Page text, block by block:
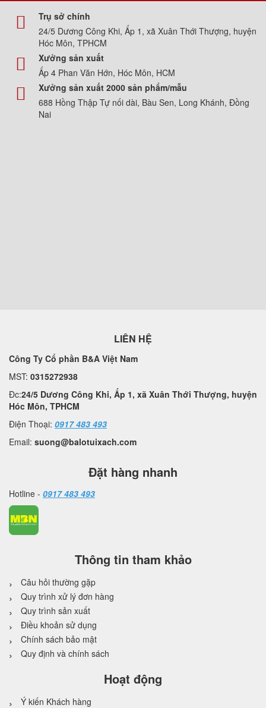
Trụ sở chính
24/5 Dương Công Khi, Ấp 1, xã Xuân Thới Thượng, huyện
Hóc Môn, TPHCM
Xưởng sản xuất
Ấp 4 Phan Văn Hớn, Hóc Môn, HCM
Xưởng sản xuất 2000 sản phẩm/mẫu
688 Hồng Thập Tự nối dài, Bàu Sen, Long Khánh, Đồng
Nai
LIÊN HỆ
Công Ty Cổ phần B&A Việt Nam
MST: 0315272938
Đc:24/5 Dương Công Khi, Ấp 1, xã Xuân Thới Thượng, huyện
Hóc Môn, TPHCM
Điện Thoại: 0917 483 493
Email: suong@balotuixach.com
Đặt hàng nhanh
Hotline - 0917 483 493
Thông tin tham khảo
Câu hỏi thường gặp
Quy trình xử lý đơn hàng
Quy trình sản xuất
Điều khoản sử dụng
Chính sách bảo mật
Quy định và chính sách
Hoạt động
Ý kiến Khách hàng